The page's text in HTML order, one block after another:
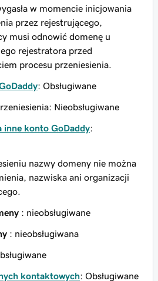
w momencie inicjowania
przez rejestrującego,
musi odnowić domenę u
rejestratora przed
procesu przeniesienia.
: Obsługiwane
Nieobsługiwane
inne konto GoDaddy:
nazwy domeny nie można
nazwiska ani organizacji
: nieobsługiwane
: nieobsługiwana
kontaktowych: Obsługiwane